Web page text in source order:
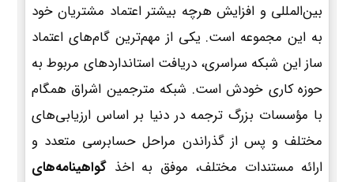
بین‌المللی و افزایش هرچه بیشتر اعتماد مشتریان خود
به این مجموعه است. یکی از مهم‌ترین گام‌های اعتماد
ساز این شبکه سراسری، دریافت استانداردهای مربوط به
حوزه کاری خودش است. شبکه مترجمین اشراق همگام
با مؤسسات بزرگ ترجمه در دنیا بر اساس ارزیابی‌های
مختلف و پس از گذراندن مراحل حسابرسی متعدد و
ارائه مستندات مختلف، موفق به اخذ گواهینامه‌های